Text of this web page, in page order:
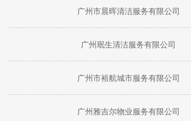
广州市晨晖清洁服务有限公司
广州珉生清洁服务有限公司
广州市裕航城市服务有限公司
广州雅吉尔物业服务有限公司